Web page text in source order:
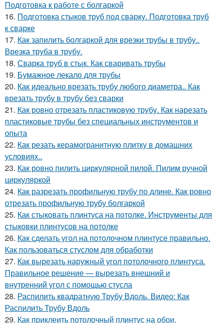
Подготовка к работе с болгаркой
16. Подготовка стыков труб под сварку. Подготовка труб
к сварке
17. Как запилить болгаркой для врезки трубы в трубу..
Врезка труба в трубу.
18. Сварка труб в стык. Как сваривать трубы
19. Бумажное лекало для трубы
20. Как идеально врезать трубу любого диаметра.. Как
врезать трубу в трубу без сварки
21. Как ровно отрезать пластиковую трубу. Как нарезать
пластиковые трубы без специальных инструментов и
опыта
22. Как резать керамогранитную плитку в домашних
условиях..
23. Как ровно пилить циркулярной пилой. Пилим ручной
циркуляркой
24. Как разрезать профильную трубу по длине. Как ровно
отрезать профильную трубу болгаркой
25. Как стыковать плинтуса на потолке. Инструменты для
стыковки плинтусов на потолке
26. Как сделать угол на потолочном плинтусе правильно.
Как пользоваться стуслом для обработки
27. Как вырезать наружный угол потолочного плинтуса.
Правильное решение — вырезать внешний и
внутренний угол с помощью стусла
28. Распилить квадратную Трубу Вдоль. Видео: Как
Распилить Трубу Вдоль
29. Как приклеить потолочный плинтус на обои.